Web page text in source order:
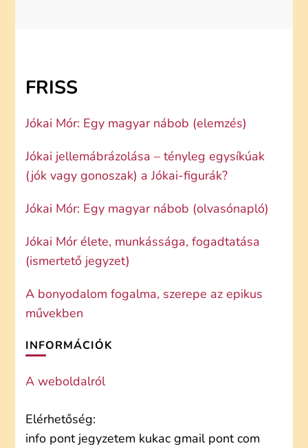
FRISS
Jókai Mór: Egy magyar nábob (elemzés)
Jókai jellemábrázolása – tényleg egysíkúak
(jók vagy gonoszak) a Jókai-figurák?
Jókai Mór: Egy magyar nábob (olvasónapló)
Jókai Mór élete, munkássága, fogadtatása
(ismertető jegyzet)
A bonyodalom fogalma, szerepe az epikus
művekben
INFORMÁCIÓK
A weboldalról
Elérhetőség:
info pont jegyzetem kukac gmail pont com